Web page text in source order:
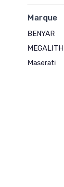
Marque
BENYAR
MEGALITH
Maserati